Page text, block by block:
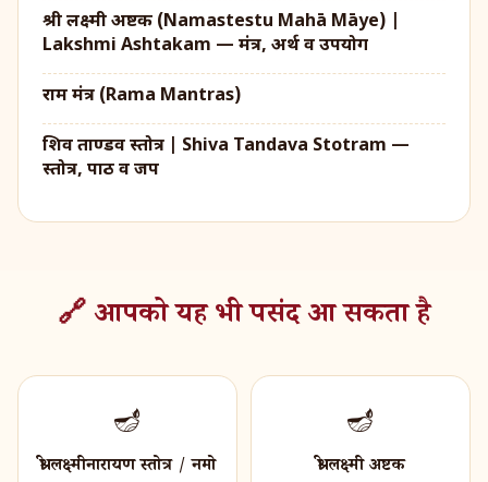
श्री लक्ष्मी अष्टक (Namastestu Mahā Māye) |
Lakshmi Ashtakam — मंत्र, अर्थ व उपयोग
राम मंत्र (Rama Mantras)
शिव ताण्डव स्तोत्र | Shiva Tandava Stotram —
स्तोत्र, पाठ व जप
🔗 आपको यह भी पसंद आ सकता है
🪔
श्री लक्ष्मीनारायण स्तोत्र / नमो
🪔
श्री लक्ष्मी अष्टक